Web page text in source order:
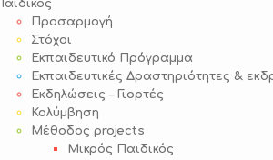
Παιδικός
Προσαρμογή
Στόχοι
Εκπαιδευτικό Πρόγραμμα
Εκπαιδευτικές Δραστηριότητες &
Εκδηλώσεις – Γιορτές
Κολύμβηση
Μέθοδος projects
Μικρός Παιδικός